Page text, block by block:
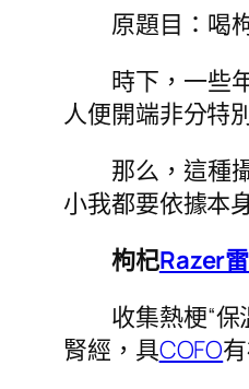
原題目：喝
時下，一些
人便開端非分特
那么，這種
小我都要依據本
枸杞Razer
收集熱梗“
腎經，具COFO